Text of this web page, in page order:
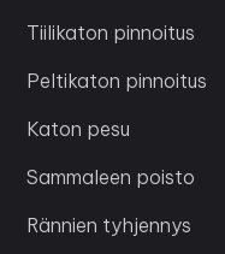
Tiilikaton pinnoitus
Peltikaton pinnoitus
Katon pesu
Sammaleen poisto
Rännien tyhjennys